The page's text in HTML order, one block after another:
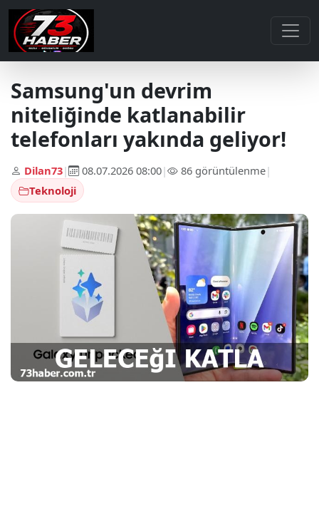
Samsung'un devrim
niteliğinde katlanabilir
telefonları yakında geliyor!
Dilan73| 08.07.2026 08:00| 86 görüntülenme|
Teknoloji